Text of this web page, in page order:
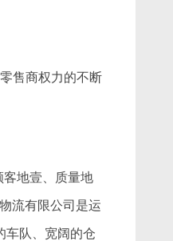
售商权力的不断
客地壹、质量地
流有限公司是运
车队、宽阔的仓